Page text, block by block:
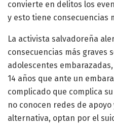
convierte en delitos los
y esto tiene consecuencias
La activista salvadoreña
consecuencias más graves
adolescentes
14 años que ante un
complicado que complica
no conocen redes de
alternativa, optan por el